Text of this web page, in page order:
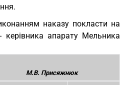
наказу покласти на
керівника апарату Мельника
М.В. Присяжнюк